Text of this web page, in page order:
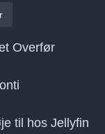
Overfør
til hos Jellyfin